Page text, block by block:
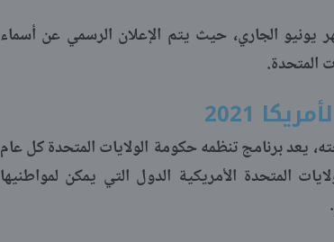
يونيو الجاري، حيث يتم الإعلان الرسمي عن أسماء
المتحدة.
2021
يعد برنامج تنظمه حكومة الولايات المتحدة كل عام
المتحدة الأمريكية الدول التي يمكن لمواطنيها